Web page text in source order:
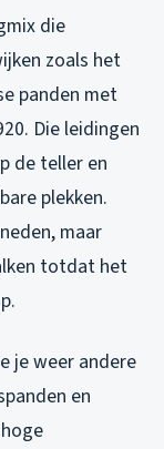
die
zoals het
panden met
Die leidingen
de teller en
plekken.
maar
totdat het
je weer andere
en